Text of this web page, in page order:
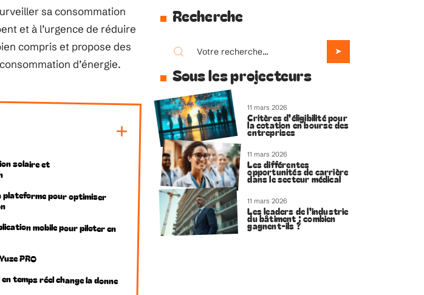
sa consommation
et à l’urgence de réduire
compris et propose des
d’énergie.
solaire et
plateforme pour optimiser
mobile pour piloter en
PRO
temps réel change la donne
Recherche
Sous les projecteurs
11 mars 2026
Critères d’éligibilité pour
la cotation en bourse des
entreprises
11 mars 2026
Les différentes
opportunités de carrière
dans le secteur médical
11 mars 2026
Les leaders de l’industrie
du bâtiment : combien
gagnent-ils ?